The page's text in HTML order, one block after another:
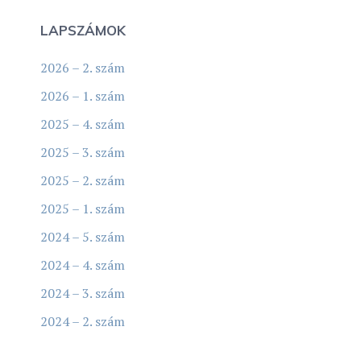
LAPSZÁMOK
2026 – 2. szám
2026 – 1. szám
2025 – 4. szám
2025 – 3. szám
2025 – 2. szám
2025 – 1. szám
2024 – 5. szám
2024 – 4. szám
2024 – 3. szám
2024 – 2. szám